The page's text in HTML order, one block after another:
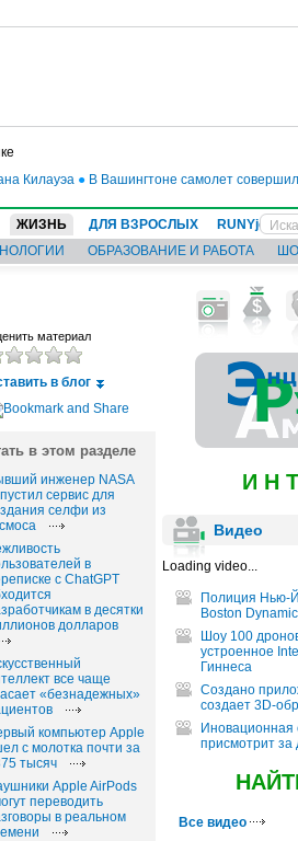
● В Вашингтоне самолет совершил
ЖИЗНЬ ДЛЯ ВЗРОСЛЫХ RUNYjews
ОБРАЗОВАНИЕ И РАБОТА
материал
в блог
в этом разделе
инженер NASA
сервис для
селфи из
в
с ChatGPT
в десятки
долларов
все чаще
«безнадежных»
компьютер Apple
с молотка почти за
тысяч
Apple AirPods
переводить
в реальном
И Н
Видео
Loading video...
Полиция Нью-
Boston
Шоу 100
устроенное
Гиннеса
Создано
создает 3D-
Иновационная
присмотрит
Все видео